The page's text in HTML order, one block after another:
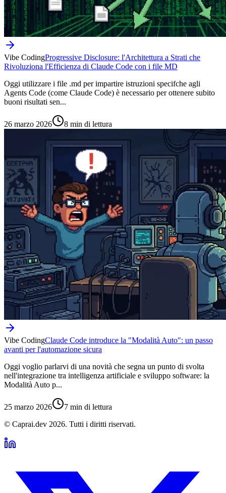
Vibe CodingProgressive Disclosure: l'Architettura a Strati che
Rivoluziona l'Efficienza di Claude Code con i file MD
Oggi utilizzare i file .md per impartire istruzioni specifche agli
Agents Code (come Claude Code) è necessario per ottenere subito
buoni risultati sen...
26 marzo 2026 8 min di lettura
Vibe CodingClaude Code introduce la "Modalità Auto": un passo
avanti per l'automazione sicura
Oggi voglio parlarvi di una novità che segna un punto di svolta
nell'integrazione tra intelligenza artificiale e sviluppo software: la
Modalità Auto p...
25 marzo 2026
7 min di lettura
© Caprai.dev 2026. Tutti i diritti riservati.